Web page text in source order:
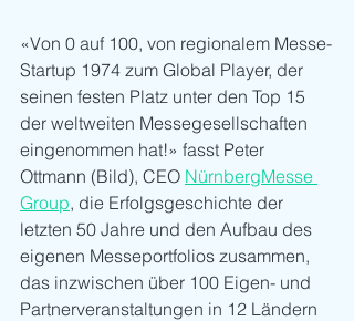
«Von 0 auf 100, von regionalem Messe-
Startup 1974 zum Global Player, der
seinen festen Platz unter den Top 15
der weltweiten Messegesellschaften
eingenommen hat!» fasst Peter
Ottmann (Bild), CEO NürnbergMesse
Group, die Erfolgsgeschichte der
letzten 50 Jahre und den Aufbau des
eigenen Messeportfolios zusammen,
das inzwischen über 100 Eigen- und
Partnerveranstaltungen in 12 Ländern